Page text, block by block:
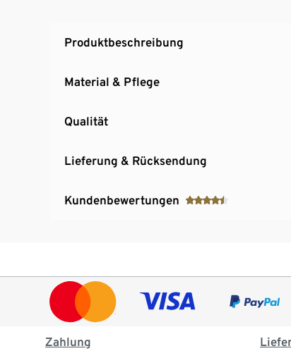
Produktbeschreibung
Material & Pflege
Qualität
Lieferung & Rücksendung
Kundenbewertungen
Zahlung